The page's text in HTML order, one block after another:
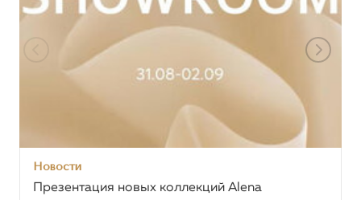
Новости
Презентация новых коллекций Alena